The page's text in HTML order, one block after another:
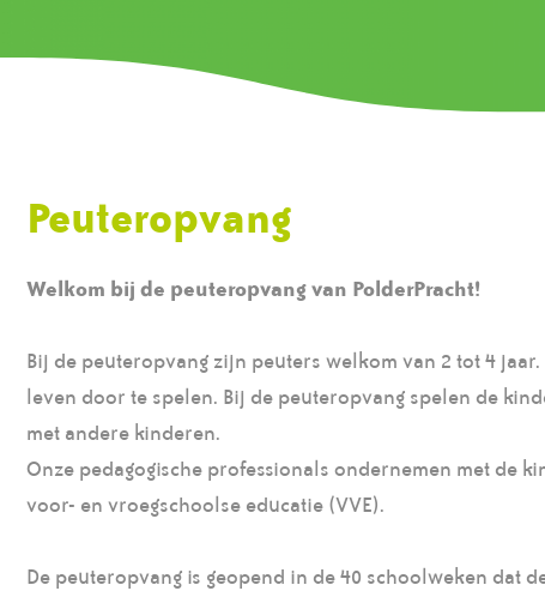
Peuteropvang
Welkom bij de peuteropvang van PolderPracht!
Bij de peuteropvang zijn peuters welkom van 2 tot 4
leven door te spelen. Bij de peuteropvang spelen de
met andere kinderen.
Onze pedagogische professionals ondernemen met de
voor- en vroegschoolse educatie (VVE).
De peuteropvang is geopend in de 40 schoolweken dat